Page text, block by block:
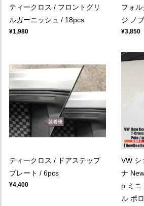
ティークロス / フロントグリ
ルガーニッシュ / 18pcs
¥1,980
フォ
ジ ノ
¥3,850
ティークロス / ドアステップ
プレート / 6pcs
¥4,400
VW シ
ナ
p ミニ
ル ポ